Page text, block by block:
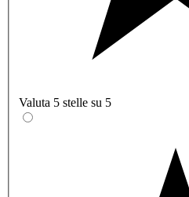
Valuta 5 stelle su 5